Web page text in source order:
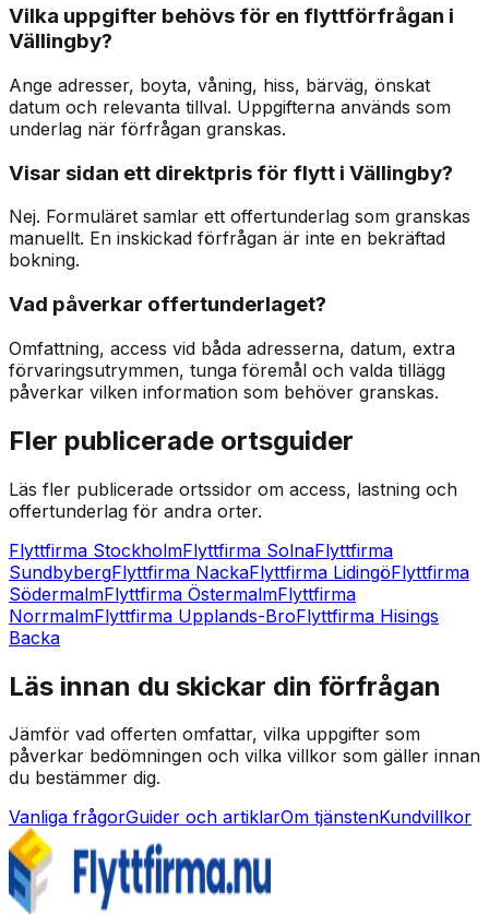
Vilka uppgifter behövs för en flyttförfrågan i
Vällingby?
Ange adresser, boyta, våning, hiss, bärväg, önskat
datum och relevanta tillval. Uppgifterna används som
underlag när förfrågan granskas.
Visar sidan ett direktpris för flytt i Vällingby?
Nej. Formuläret samlar ett offertunderlag som granskas
manuellt. En inskickad förfrågan är inte en bekräftad
bokning.
Vad påverkar offertunderlaget?
Omfattning, access vid båda adresserna, datum, extra
förvaringsutrymmen, tunga föremål och valda tillägg
påverkar vilken information som behöver granskas.
Fler publicerade ortsguider
Läs fler publicerade ortssidor om access, lastning och
offertunderlag för andra orter.
Flyttfirma StockholmFlyttfirma SolnaFlyttfirma
SundbybergFlyttfirma NackaFlyttfirma LidingöFlyttfirma
SödermalmFlyttfirma ÖstermalmFlyttfirma
NorrmalmFlyttfirma Upplands-BroFlyttfirma Hisings
Backa
Läs innan du skickar din förfrågan
Jämför vad offerten omfattar, vilka uppgifter som
påverkar bedömningen och vilka villkor som gäller innan
du bestämmer dig.
Vanliga frågorGuider och artiklarOm tjänstenKundvillkor